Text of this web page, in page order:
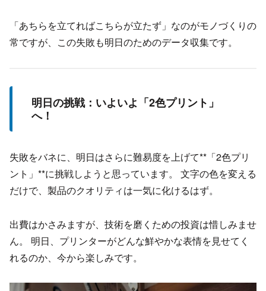
「あちらを立てればこちらが立たず」なのがモノづくりの
常ですが、この失敗も明日のためのデータ収集です。
明日の挑戦：いよいよ「2色プリント」
へ！
失敗をバネに、明日はさらに難易度を上げて**「2色プリ
ント」**に挑戦しようと思っています。 文字の色を変える
だけで、製品のクオリティは一気に化けるはず。
出費はかさみますが、技術を磨くための投資は惜しみませ
ん。 明日、プリンターがどんな鮮やかな表情を見せてく
れるのか、今から楽しみです。